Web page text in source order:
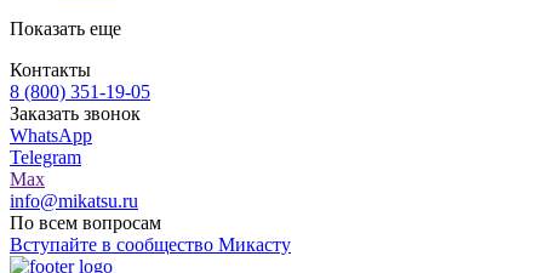
Показать еще
Контакты
8 (800) 351-19-05
Заказать звонок
WhatsApp
Telegram
Max
info@mikatsu.ru
По всем вопросам
Вступайте в сообщество Микасту